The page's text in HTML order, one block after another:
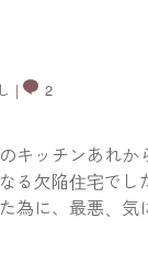
| 2
キッチンあれ
る欠陥住宅で
為に、最悪、